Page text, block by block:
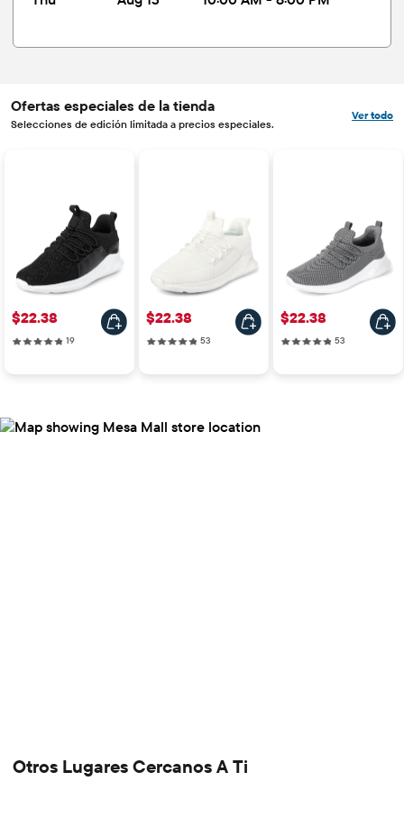
Ofertas especiales de la tienda
Selecciones de edición limitada a precios especiales.
Ver todo
Precio: $22.38
$22.38
1919 reviews
Precio: $22.38
$22.38
5353 reviews
Precio: $22.38
$22.38
5353 reviews
Otros Lugares Cercanos A Ti